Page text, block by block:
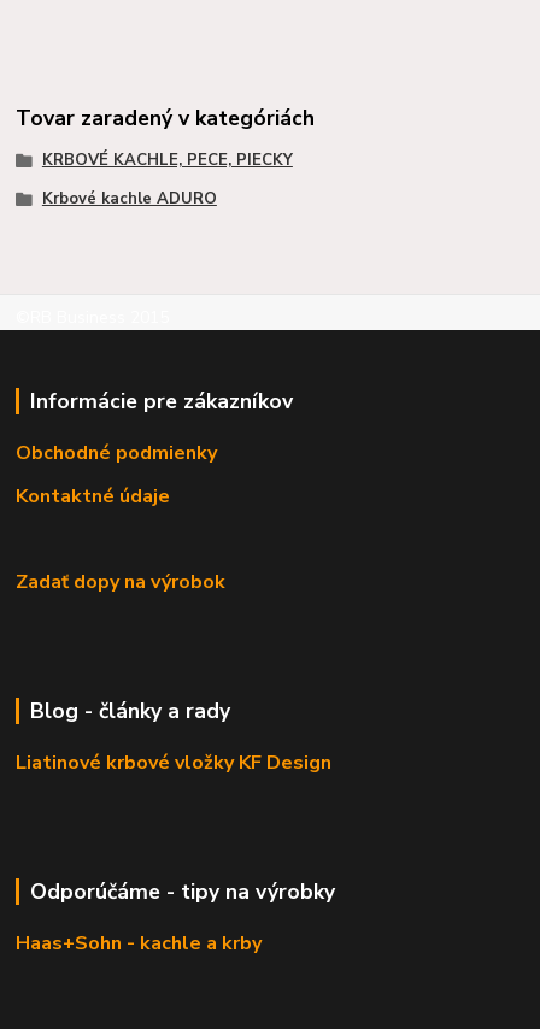
Tovar zaradený v kategóriách
KRBOVÉ KACHLE, PECE, PIECKY
Krbové kachle ADURO
Informácie pre zákazníkov
Obchodné podmienky
Kontaktné údaje
Zadať dopy na výrobok
Blog - články a rady
Liatinové krbové vložky KF Design
Odporúčáme - tipy na výrobky
Haas+Sohn - kachle a krby